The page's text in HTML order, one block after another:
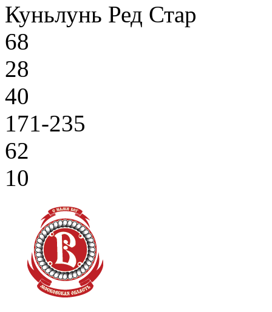
Куньлунь Ред Стар
68
28
40
171-235
62
10